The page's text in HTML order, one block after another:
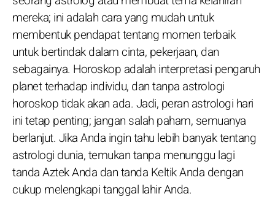
mereka; ini adalah cara yang mudah untuk
membentuk pendapat tentang momen terbaik
untuk bertindak dalam cinta, pekerjaan, dan
sebagainya. Horoskop adalah interpretasi pengaruh
planet terhadap individu, dan tanpa astrologi
horoskop tidak akan ada. Jadi, peran astrologi hari
ini tetap penting; jangan salah paham, semuanya
berlanjut. Jika Anda ingin tahu lebih banyak tentang
astrologi dunia, temukan tanpa menunggu lagi
tanda Aztek Anda dan tanda Keltik Anda dengan
cukup melengkapi tanggal lahir Anda.